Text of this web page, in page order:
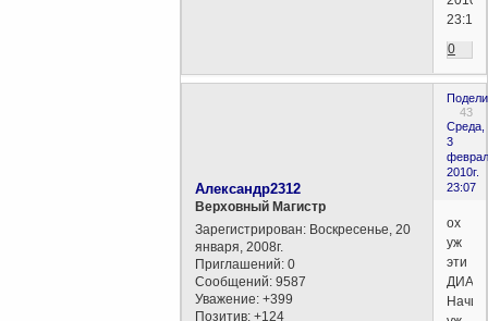
23:18)
0
43
Среда,
3
2010г.
23:07
Александр2312
Верховный Магистр
Зарегистрирован: Воскресенье, 20
января, 2008г.
Приглашений: 0
Сообщений: 9587
Уважение: +399
Позитив: +124
ох
уж
эти